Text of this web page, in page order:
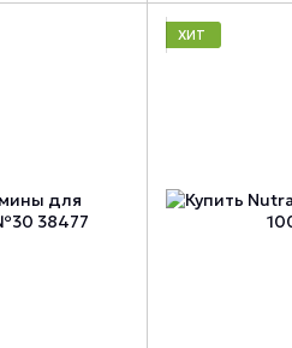
ХИТ